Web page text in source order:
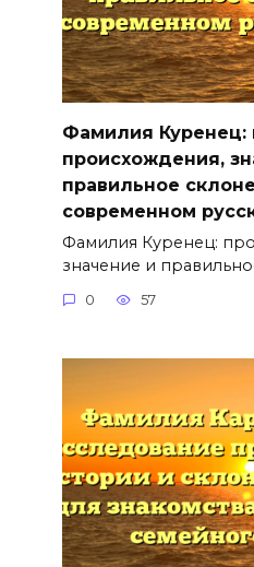
Фамилия Куренец:
происхождения,
правильное
современном
Фамилия Куренец:
значение и
0 57